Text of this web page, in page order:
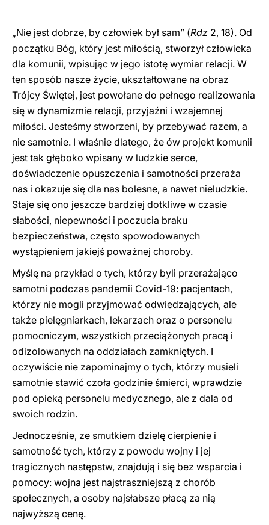
„Nie jest dobrze, by człowiek był sam” (Rdz 2, 18). Od
początku Bóg, który jest miłością, stworzył człowieka
dla komunii, wpisując w jego istotę wymiar relacji. W
ten sposób nasze życie, ukształtowane na obraz
Trójcy Świętej, jest powołane do pełnego realizowania
się w dynamizmie relacji, przyjaźni i wzajemnej
miłości. Jesteśmy stworzeni, by przebywać razem, a
nie samotnie. I właśnie dlatego, że ów projekt komunii
jest tak głęboko wpisany w ludzkie serce,
doświadczenie opuszczenia i samotności przeraża
nas i okazuje się dla nas bolesne, a nawet nieludzkie.
Staje się ono jeszcze bardziej dotkliwe w czasie
słabości, niepewności i poczucia braku
bezpieczeństwa, często spowodowanych
wystąpieniem jakiejś poważnej choroby.
Myślę na przykład o tych, którzy byli przerażająco
samotni podczas pandemii Covid-19: pacjentach,
którzy nie mogli przyjmować odwiedzających, ale
także pielęgniarkach, lekarzach oraz o personelu
pomocniczym, wszystkich przeciążonych pracą i
odizolowanych na oddziałach zamkniętych. I
oczywiście nie zapominajmy o tych, którzy musieli
samotnie stawić czoła godzinie śmierci, wprawdzie
pod opieką personelu medycznego, ale z dala od
swoich rodzin.
Jednocześnie, ze smutkiem dzielę cierpienie i
samotność tych, którzy z powodu wojny i jej
tragicznych następstw, znajdują i się bez wsparcia i
pomocy: wojna jest najstraszniejszą z chorób
społecznych, a osoby najsłabsze płacą za nią
najwyższą cenę.